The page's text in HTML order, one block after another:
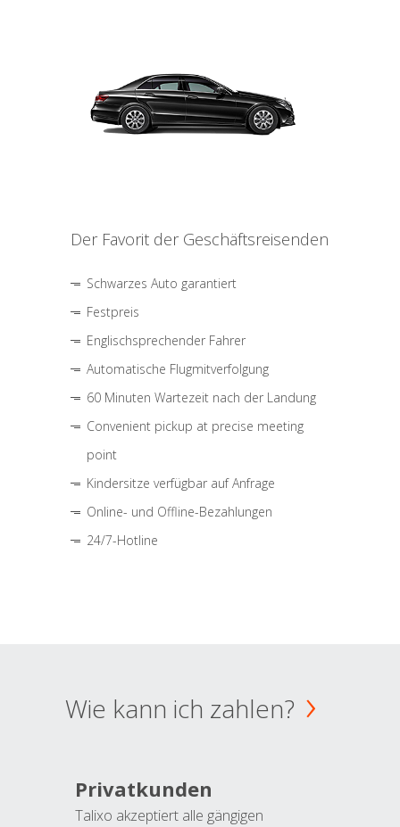
Der Favorit der Geschäftsreisenden
Schwarzes Auto garantiert
Festpreis
Englischsprechender Fahrer
Automatische Flugmitverfolgung
60 Minuten Wartezeit nach der Landung
Convenient pickup at precise meeting
point
Kindersitze verfügbar auf Anfrage
Online- und Offline-Bezahlungen
24/7-Hotline
Wie kann ich zahlen?
Privatkunden
Talixo akzeptiert alle gängigen